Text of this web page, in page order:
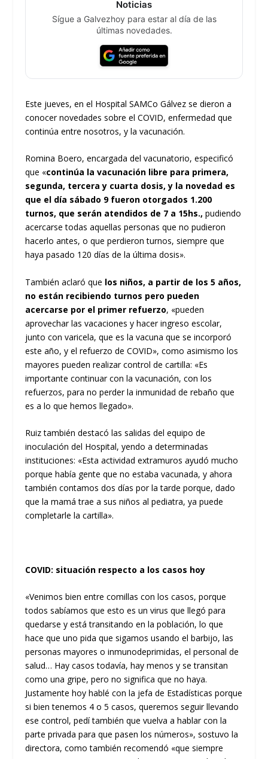
Noticias
Sígue a Galvezhoy para estar al día de las
últimas novedades.
Este jueves, en el Hospital SAMCo Gálvez se dieron a
conocer novedades sobre el COVID, enfermedad que
continúa entre nosotros, y la vacunación.
Romina Boero, encargada del vacunatorio, especificó
que «continúa la vacunación libre para primera,
segunda, tercera y cuarta dosis, y la novedad es
que el día sábado 9 fueron otorgados 1.200
turnos, que serán atendidos de 7 a 15hs., pudiendo
acercarse todas aquellas personas que no pudieron
hacerlo antes, o que perdieron turnos, siempre que
haya pasado 120 días de la última dosis».
También aclaró que los niños, a partir de los 5 años,
no están recibiendo turnos pero pueden
acercarse por el primer refuerzo, «pueden
aprovechar las vacaciones y hacer ingreso escolar,
junto con varicela, que es la vacuna que se incorporó
este año, y el refuerzo de COVID», como asimismo los
mayores pueden realizar control de cartilla: «Es
importante continuar con la vacunación, con los
refuerzos, para no perder la inmunidad de rebaño que
es a lo que hemos llegado».
Ruiz también destacó las salidas del equipo de
inoculación del Hospital, yendo a determinadas
instituciones: «Esta actividad extramuros ayudó mucho
porque había gente que no estaba vacunada, y ahora
también contamos dos días por la tarde porque, dado
que la mamá trae a sus niños al pediatra, ya puede
completarle la cartilla».
COVID: situación respecto a los casos hoy
«Venimos bien entre comillas con los casos, porque
todos sabíamos que esto es un virus que llegó para
quedarse y está transitando en la población, lo que
hace que uno pida que sigamos usando el barbijo, las
personas mayores o inmunodeprimidas, el personal de
salud… Hay casos todavía, hay menos y se transitan
como una gripe, pero no significa que no haya.
Justamente hoy hablé con la jefa de Estadísticas porque
si bien tenemos 4 o 5 casos, queremos seguir llevando
ese control, pedí también que vuelva a hablar con la
parte privada para que pasen los números», sostuvo la
directora, como también recomendó «que siempre